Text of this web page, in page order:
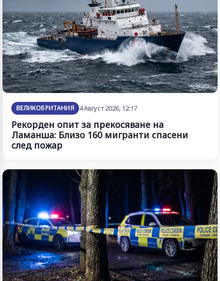
ВЕЛИКОБРИТАНИЯ 4 Август 2026, 12:17
Рекорден опит за прекосяване на
Ламанша: Близо 160 мигранти спасени
след пожар